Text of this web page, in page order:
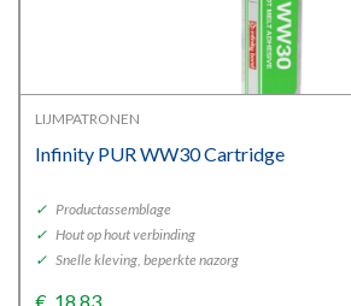
LIJMPATRONEN
Infinity PUR WW30 Cartridge
✓ Productassemblage
✓ Hout op hout verbinding
✓ Snelle kleving, beperkte nazorg
€ 18,83